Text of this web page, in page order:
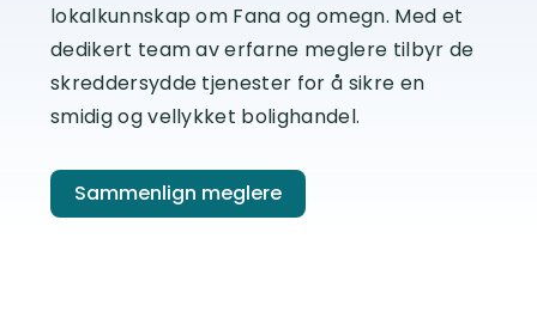
lokalkunnskap om Fana og omegn. Med et
dedikert team av erfarne meglere tilbyr de
skreddersydde tjenester for å sikre en
smidig og vellykket bolighandel.
Sammenlign meglere